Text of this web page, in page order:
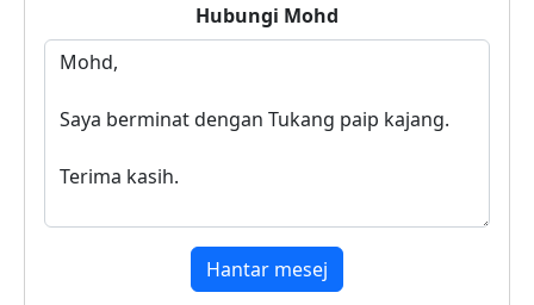
Hubungi Mohd
Hantar mesej